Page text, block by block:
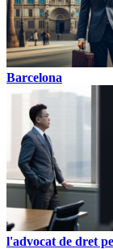
Barcelona
l'advocat de dret